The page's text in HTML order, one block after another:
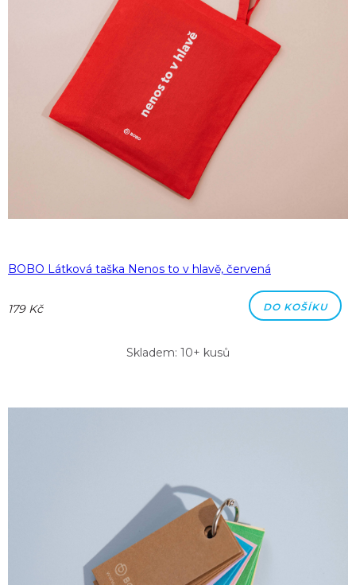
BOBO Látková taška Nenos to v hlavě, červená
179 Kč DO KOŠÍKU
Skladem: 10+ kusů